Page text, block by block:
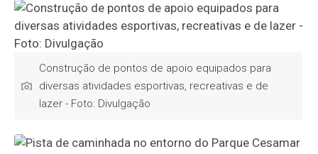
Construção de pontos de apoio equipados para
diversas atividades esportivas, recreativas e de
lazer - Foto: Divulgação